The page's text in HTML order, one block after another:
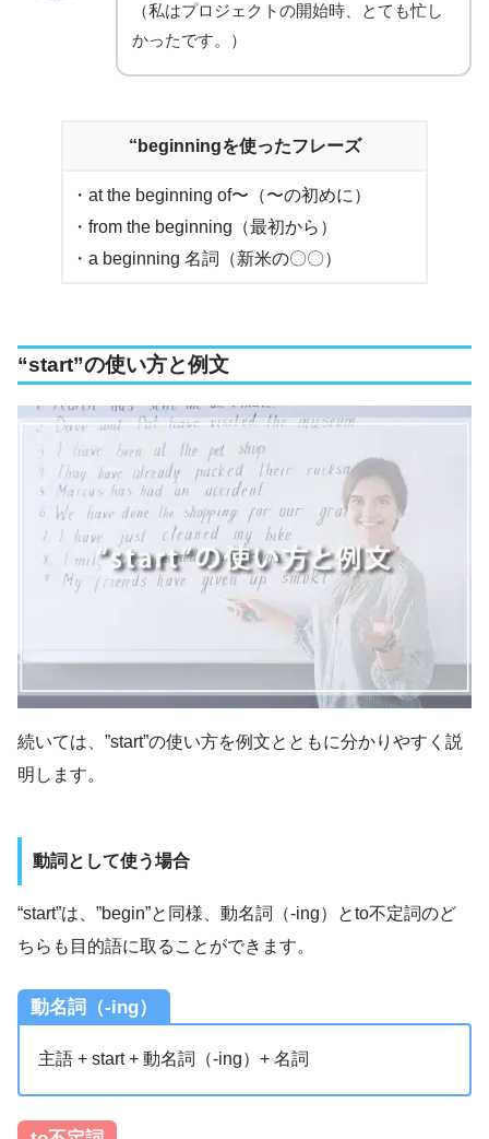
（私はプロジェクトの開始時、とても忙し
かったです。）
“beginningを使ったフレーズ
・at the beginning of〜（〜の初めに）
・from the beginning（最初から）
・a beginning 名詞（新米の〇〇）
“start”の使い方と例文
続いては、”start”の使い方を例文とともに分かりやすく説
明します。
動詞として使う場合
“start”は、”begin”と同様、動名詞（-ing）とto不定詞のど
ちらも目的語に取ることができます。
動名詞（-ing）
主語 + start + 動名詞（-ing）+ 名詞